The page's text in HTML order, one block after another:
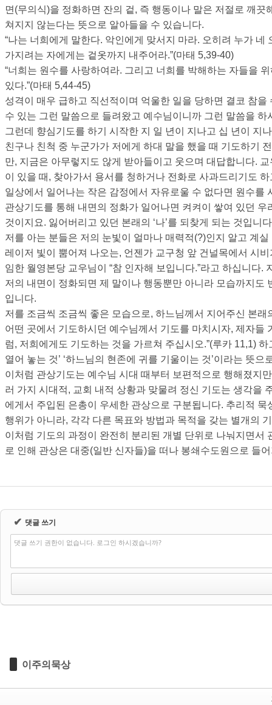
면 (무의식)을 정화하면 잔의 겉, 즉 행동이나 말은 저절로 깨끗
쳐지지 않는다는 뜻으로 알아들을 수 있습니다.
“나는 너희에게 말한다. 악인에게 맞서지 마라. 오히려 누가 네
가지려는 자에게는 겉옷까지 내주어라.”(마태 5,39-40)
“너희는 원수를 사랑하여라. 그리고 너희를 박해하는 자들을
있다.”(마태 5,44-45)
성격이 매우 급하고 직선적이며 억울한 일을 당하면 결코 참
수 있는 그런 말씀으로 들려왔고 예수님이니까 그런 말씀을 하
그런데 향심기도를 하기 시작한 지 일 년이 지나고 십 년이 지
친구나 친척 중 누군가가 저에게 하대 말을 했을 때 기도하기
만, 지금은 아무렇지도 않게 받아들이고 웃으며 대답합니다.
이 있을 때 , 찾아가서 용서를 청하거나 전화로 사과드리기도
일상에서 일어나는 작은 감정에서 자유로울 수 없다면 원수
관상기도를 통해 내면의 정화가 일어나면 켜켜이 쌓여 있던
것이지요. 잃어버리고 있던 본래의 ‘나’를 되찾게 되는 것입니다
저를 아는 분들은 저의 눈빛이 얼마나 매력적(?)인지 알고 계실
레이저 빛이 뿜어져 나오는, 언젠가 교구청 앞 건널목에서 시
임한 월영본당 교우님이 “참 인자해 보입니다.”라고 하십니다.
저의 내면이 정화되면 제 말이나 행동뿐만 아니라 모습까지도
입니다.
저를 조금씩 조금씩 좋은 모습으로, 하느님께서 지어주신 본래
어떤 곳에서 기도하시던 예수님께서 기도를 마치시자, 제자들
럼, 저희에게도 기도하는 것을 가르쳐 주십시오.”(루카 11,1) 하
열어 놓는 것’ ‘하느님의 현존에 귀를 기울이는 것’이라는 뜻으
이처럼 관상기도는 예수님 시대 때부터 보편적으로 행해졌지
러 가지 시대적, 교회 내적 상황과 맞물려 정신 기도는 생각을
에게서 주입된 은총이 우세한 관상으로 구분됩니다. 추리적 묵
행위가 아니라, 각각 다른 목표와 방법과 목적을 갖는 별개의
이처럼 기도의 과정이 완전히 분리된 개별 단위로 나눠지면
로 인해 관상은 대중(일반 신자들)을 떠나 봉쇄수도원으로 들
✔ 댓글 쓰기
댓글 쓰기 권한이 없습니다. 로그인 하시겠습니까?
이주의묵상